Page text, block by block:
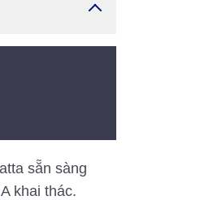
sẵn sàng
khai thác.